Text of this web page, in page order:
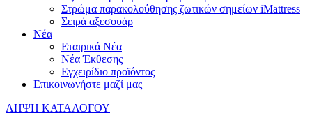
Στρώμα παρακολούθησης ζωτικών σημείων iMattress
Σειρά αξεσουάρ
Νέα
Εταιρικά Νέα
Νέα Έκθεσης
Εγχειρίδιο προϊόντος
Επικοινωνήστε μαζί μας
ΛΗΨΗ ΚΑΤΑΛΟΓΟΥ